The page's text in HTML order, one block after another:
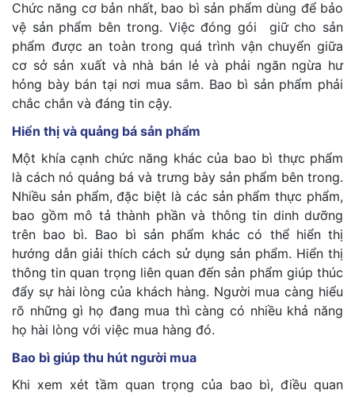
Chức năng cơ bản nhất, bao bì sản phẩm dùng để bảo
vệ sản phẩm bên trong. Việc đóng gói giữ cho sản
phẩm được an toàn trong quá trình vận chuyển giữa
cơ sở sản xuất và nhà bán lẻ và phải ngăn ngừa hư
hỏng bày bán tại nơi mua sắm. Bao bì sản phẩm phải
chắc chắn và đáng tin cậy.
Hiển thị và quảng bá sản phẩm
Một khía cạnh chức năng khác của bao bì thực phẩm
là cách nó quảng bá và trưng bày sản phẩm bên trong.
Nhiều sản phẩm, đặc biệt là các sản phẩm thực phẩm,
bao gồm mô tả thành phần và thông tin dinh dưỡng
trên bao bì. Bao bì sản phẩm khác có thể hiển thị
hướng dẫn giải thích cách sử dụng sản phẩm. Hiển thị
thông tin quan trọng liên quan đến sản phẩm giúp thúc
đẩy sự hài lòng của khách hàng. Người mua càng hiểu
rõ những gì họ đang mua thì càng có nhiều khả năng
họ hài lòng với việc mua hàng đó.
Bao bì giúp thu hút người mua
Khi xem xét tầm quan trọng của bao bì, điều quan